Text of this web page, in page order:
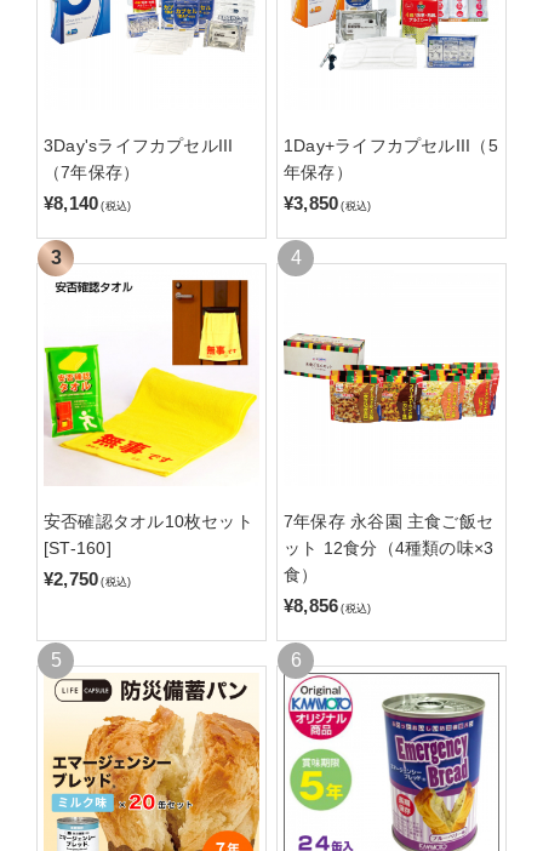
3Day'sライフカプセルIII
（7年保存）
¥8,140 (税込)
1Day+ライフカプセルIII（5
年保存）
¥3,850 (税込)
安否確認タオル10枚セット
[ST-160]
¥2,750 (税込)
7年保存 永谷園 主食ご飯セ
ット 12食分（4種類の味×3
食）
¥8,856 (税込)